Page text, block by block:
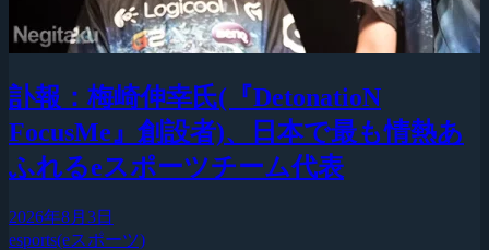
訃報：梅崎伸幸氏(『DetonatioN
FocusMe』創設者)、日本で最も情熱あ
ふれるeスポーツチーム代表
2026年8月3日
esports(eスポーツ)